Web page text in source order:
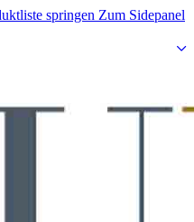
springen Zum Sidepanel